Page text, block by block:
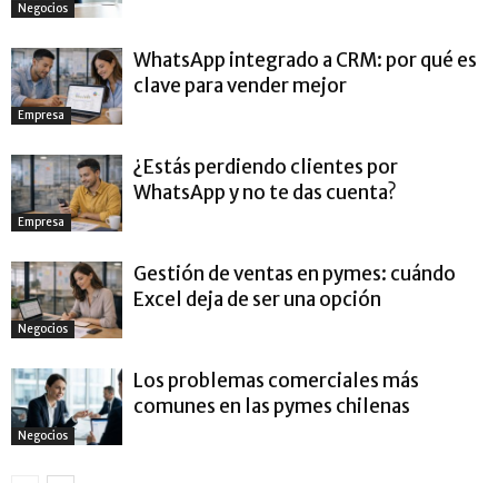
Negocios
Empresa
WhatsApp integrado a CRM: por qué es
clave para vender mejor
Empresa
¿Estás perdiendo clientes por
WhatsApp y no te das cuenta?
Negocios
Gestión de ventas en pymes: cuándo
Excel deja de ser una opción
Negocios
Los problemas comerciales más
comunes en las pymes chilenas